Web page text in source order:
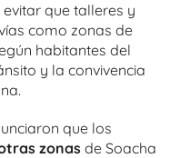
que talleres y
como zonas de
habitantes del
y la convivencia
que los
zonasde Soacha